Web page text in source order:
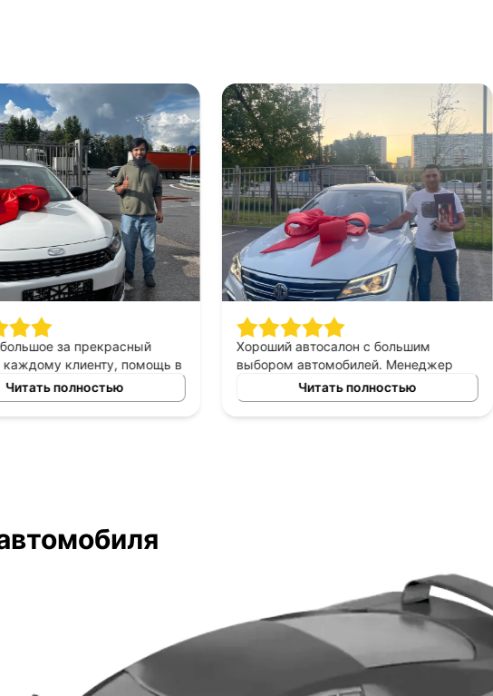
за прекрасный
клиенту, помощь в
в аренду под
менеджер
всегда с нами на связи,
Читать полностью
Хороший автосалон с большим
выбором автомобилей. Менеджер
был очень вежлив и прекрасно
разбирался в представленных
марках авто. Помог выбрать авто
Читать полностью